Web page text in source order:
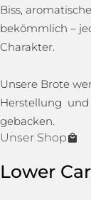
Biss,
bekömmlich –
Charakter.
Unsere Brote
Herstellung und
gebacken.
Unser Shop
Lower